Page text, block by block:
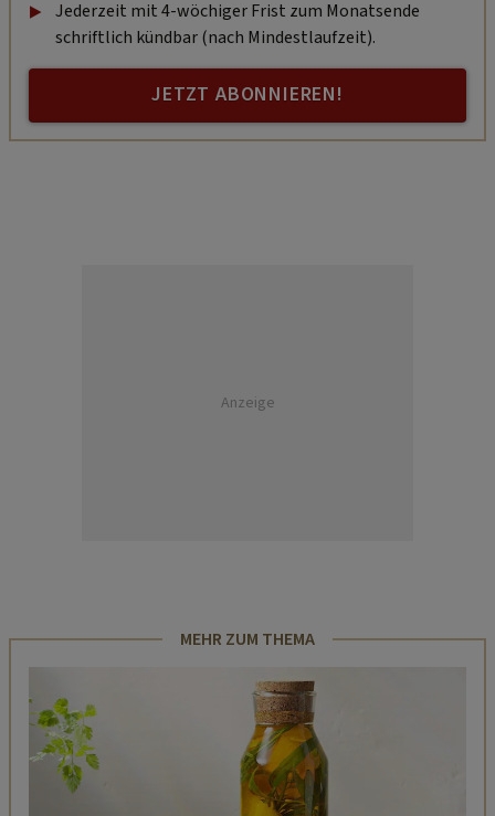
Jederzeit mit 4-wöchiger Frist zum Monatsende
schriftlich kündbar (nach Mindestlaufzeit).
JETZT ABONNIEREN!
Anzeige
MEHR ZUM THEMA